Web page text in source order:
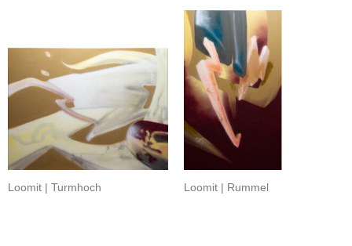
Loomit | Turmhoch Loomit | Rummel